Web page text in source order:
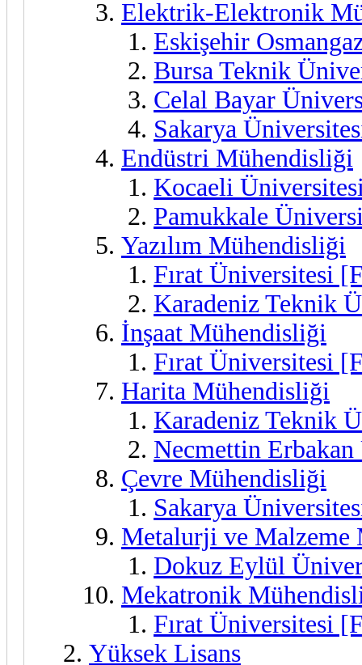
Elektrik-Elektronik
Eskişehir
Bursa Teknik
Celal Bayar
Sakarya
Endüstri Mühendisliği
Kocaeli
Pamukkale
Yazılım Mühendisliği
Fırat Üniversitesi
Karadeniz Teknik
İnşaat Mühendisliği
Fırat Üniversitesi
Harita Mühendisliği
Karadeniz Teknik
Necmettin
Çevre Mühendisliği
Sakarya
Metalurji ve Malzeme
Dokuz Eylül
Mekatronik
Fırat Üniversitesi
Yüksek Lisans